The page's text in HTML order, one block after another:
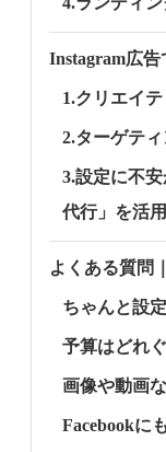
Instagram広告
1.クリエイ
2.ターゲテ
3.設定に不
代行」を活用
よくある質問
ちゃんと設
予算はどれ
画像や動画
Facebookに